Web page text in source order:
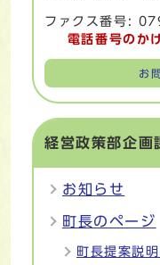
ファクス番号:
電話番号のか
お
経営政策部企画
お知らせ
町長のページ
町長提案説